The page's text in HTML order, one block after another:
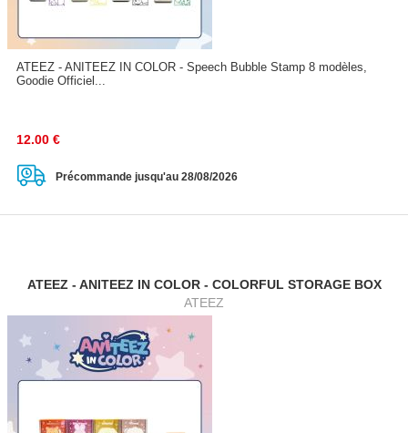
ATEEZ - ANITEEZ IN COLOR - Speech Bubble Stamp 8 modèles,
Goodie Officiel...
12.00 €
Précommande jusqu'au 28/08/2026
ATEEZ - ANITEEZ IN COLOR - COLORFUL STORAGE BOX
ATEEZ